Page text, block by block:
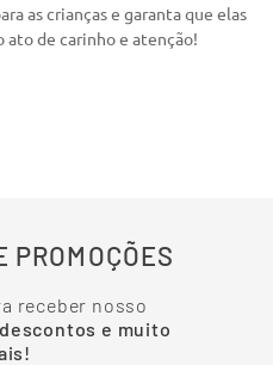
as crianças e garanta que elas
ato de carinho e atenção!
PROMOÇÕES
receber nosso
e muito